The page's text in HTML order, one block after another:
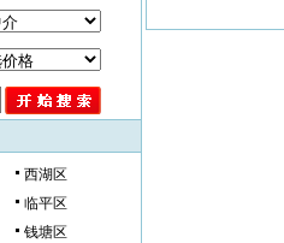
西湖区
临平区
钱塘区